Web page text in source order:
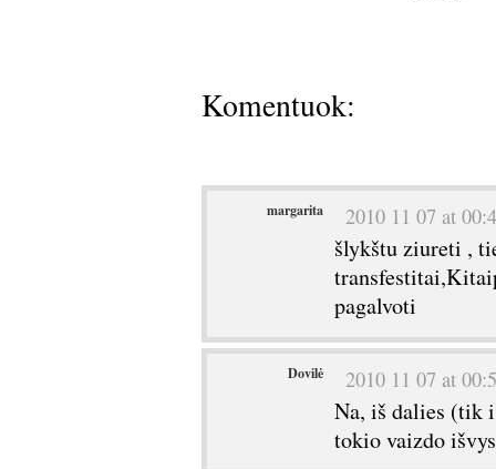
Komentuok:
margarita 2010 11 07 at
šlykštu ziureti ,
pagalvoti
Dovilė 2010 11 07 at
Na, iš dalies (tik
tokio vaizdo